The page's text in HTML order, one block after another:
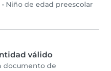
• Niño de edad preescolar
válido
documento de